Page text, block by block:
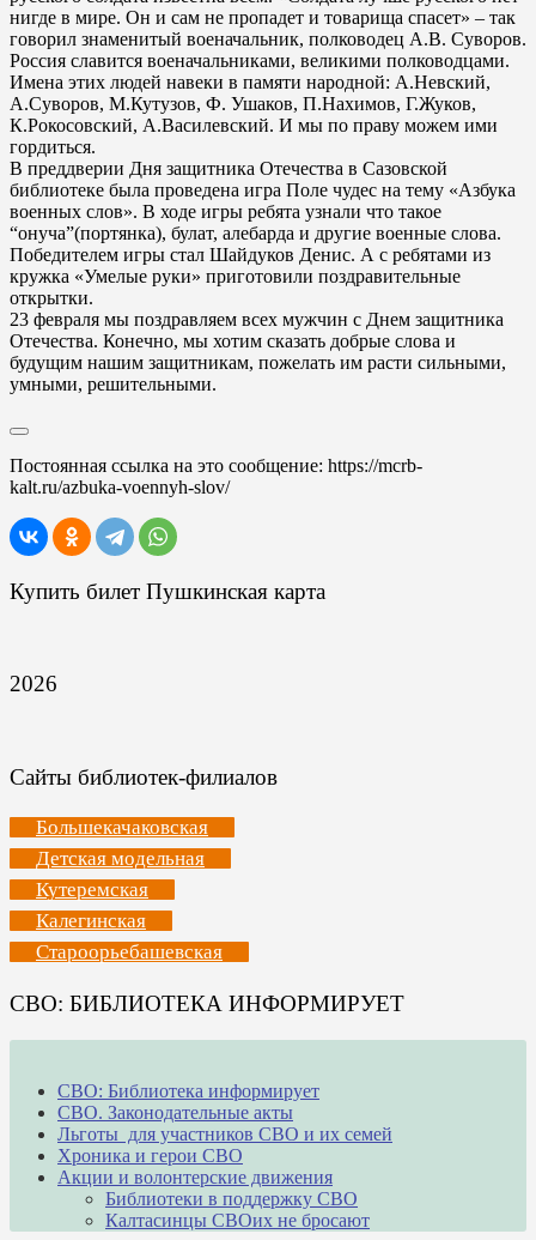
нигде в мире. Он и сам не пропадет и товарища спасет» – так
говорил знаменитый военачальник, полководец А.В. Суворов.
Россия славится военачальниками, великими полководцами.
Имена этих людей навеки в памяти народной: А.Невский,
А.Суворов, М.Кутузов, Ф. Ушаков, П.Нахимов, Г.Жуков,
К.Рокосовский, А.Василевский. И мы по праву можем ими
гордиться.
В преддверии Дня защитника Отечества в Сазовской
библиотеке была проведена игра Поле чудес на тему «Азбука
военных слов». В ходе игры ребята узнали что такое
“онуча”(портянка), булат, алебарда и другие военные слова.
Победителем игры стал Шайдуков Денис. А с ребятами из
кружка «Умелые руки» приготовили поздравительные
открытки.
23 февраля мы поздравляем всех мужчин с Днем защитника
Отечества. Конечно, мы хотим сказать добрые слова и
будущим нашим защитникам, пожелать им расти сильными,
умными, решительными.
Постоянная ссылка на это сообщение: https://mcrb-
kalt.ru/azbuka-voennyh-slov/
Купить билет Пушкинская карта
2026
Сайты библиотек-филиалов
Большекачаковская
Детская модельная
Кутеремская
Калегинская
Староорьебашевская
СВО: БИБЛИОТЕКА ИНФОРМИРУЕТ
СВО: Библиотека информирует
СВО. Законодательные акты
Льготы для участников СВО и их семей
Хроника и герои СВО
Акции и волонтерские движения
Библиотеки в поддержку СВО
Калтасинцы СВОих не бросают